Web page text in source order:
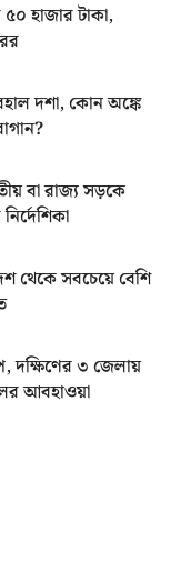
৫০ হাজার টাকা,
দশা, কোন অঙ্কে
বা রাজ্য সড়কে
থেকে সবচেয়ে বেশি
দক্ষিণের ৩ জেলায়
আবহাওয়া